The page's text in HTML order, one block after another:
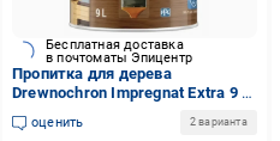
Бесплатная доставка
в почтоматы Эпицентр
Пропитка для дерева
Drewnochron Impregnat Extra 9 л
Палисандр средний
(2790722393)
оценить 2 варианта